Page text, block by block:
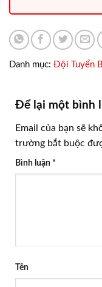
Danh mục: Đội Tuyển
Để lại một bình
Email của bạn sẽ
trường bắt buộc
Bình luận *
Tên